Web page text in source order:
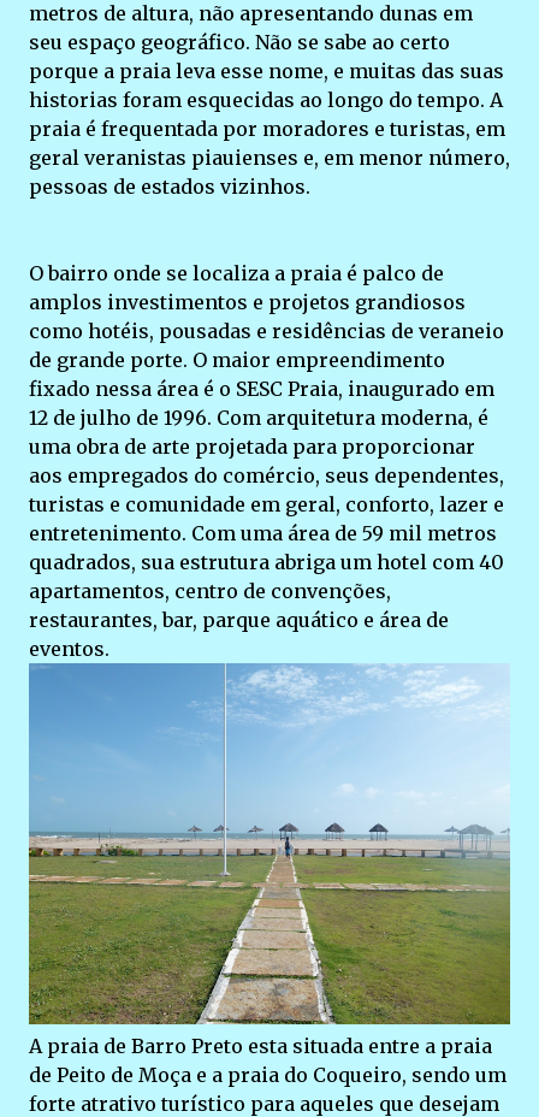
metros de altura, não apresentando dunas em
seu espaço geográfico. Não se sabe ao certo
porque a praia leva esse nome, e muitas das suas
historias foram esquecidas ao longo do tempo. A
praia é frequentada por moradores e turistas, em
geral veranistas piauienses e, em menor número,
pessoas de estados vizinhos.
O bairro onde se localiza a praia é palco de
amplos investimentos e projetos grandiosos
como hotéis, pousadas e residências de veraneio
de grande porte. O maior empreendimento
fixado nessa área é o SESC Praia, inaugurado em
12 de julho de 1996. Com arquitetura moderna, é
uma obra de arte projetada para proporcionar
aos empregados do comércio, seus dependentes,
turistas e comunidade em geral, conforto, lazer e
entretenimento. Com uma área de 59 mil metros
quadrados, sua estrutura abriga um hotel com 40
apartamentos, centro de convenções,
restaurantes, bar, parque aquático e área de
eventos.
A praia de Barro Preto esta situada entre a praia
de Peito de Moça e a praia do Coqueiro, sendo um
forte atrativo turístico para aqueles que desejam